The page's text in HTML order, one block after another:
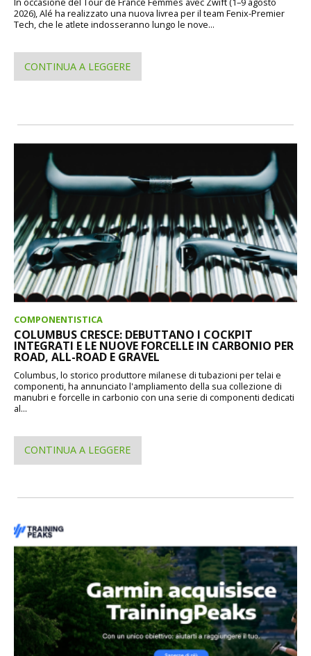
2026), Alé ha realizzato una nuova livrea per il team Fenix-Premier
Tech, che le atlete indosseranno lungo le nove...
CONTINUA A LEGGERE
COMPONENTISTICA
COLUMBUS CRESCE: DEBUTTANO I COCKPIT
INTEGRATI E LE NUOVE FORCELLE IN CARBONIO PER
ROAD, ALL-ROAD E GRAVEL
Columbus, lo storico produttore milanese di tubazioni per telai e
componenti, ha annunciato l'ampliamento della sua collezione di
manubri e forcelle in carbonio con una serie di componenti dedicati
al...
CONTINUA A LEGGERE